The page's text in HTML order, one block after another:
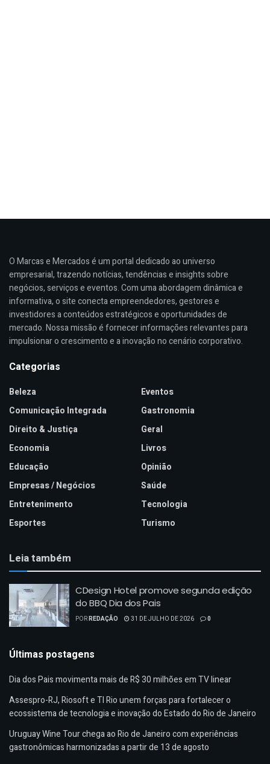
O Marcas e Mercados é um portal dedicado ao universo
empresarial, trazendo notícias, tendências e insights sobre
negócios, serviços e eventos. Com uma abordagem dinâmica e
informativa, o site conecta empreendedores, gestores e
investidores a conteúdos estratégicos e oportunidades de
mercado. Nossa missão é fornecer informações relevantes para
impulsionar o crescimento e a inovação no cenário corporativo.
Categorias
Beleza
Comunicação Integrada
Direito & Justiça
Economia
Educação
Empresas / Negócios
Entretenimento
Esportes
Eventos
Gastronomia
Geral
Livros
Opinião
Saúde
Tecnologia
Turismo
Leia também
CDesign Hotel promove segunda edição
do BBQ Dia dos Pais
PORREDAÇÃO 31 DE JULHO DE 2026 0
Últimas postagens
Dia dos Pais movimenta mais de R$ 30 milhões em TV linear
Assespro-RJ, Riosoft e TI Rio unem forças para fortalecer o
ecossistema de tecnologia e inovação do Estado do Rio de Janeiro
Uruguay Wine Tour chega ao Rio de Janeiro com experiências
gastronômicas harmonizadas a partir de 13 de agosto